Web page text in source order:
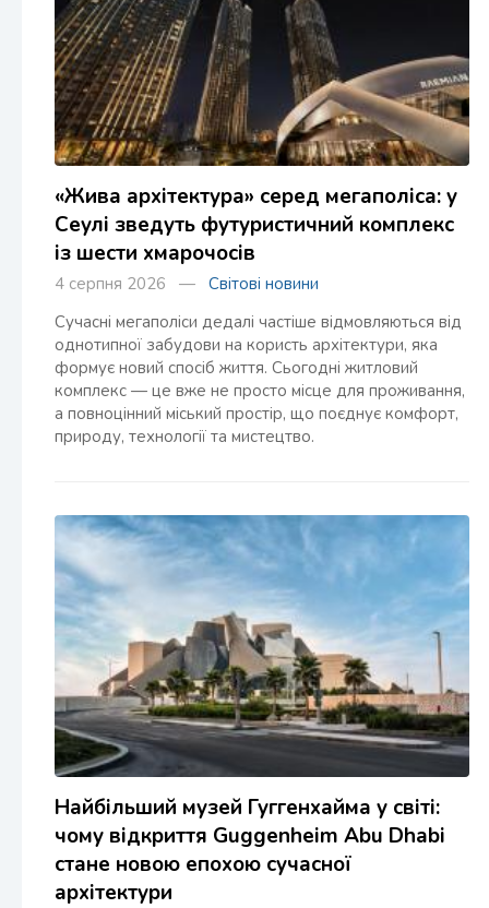
«Жива архітектура» серед мегаполіса: у
Сеулі зведуть футуристичний комплекс
із шести хмарочосів
4 серпня 2026 — Світові новини
Сучасні мегаполіси дедалі частіше відмовляються від
однотипної забудови на користь архітектури, яка
формує новий спосіб життя. Сьогодні житловий
комплекс — це вже не просто місце для проживання,
а повноцінний міський простір, що поєднує комфорт,
природу, технології та мистецтво.
Найбільший музей Гуггенхайма у світі:
чому відкриття Guggenheim Abu Dhabi
стане новою епохою сучасної
архітектури